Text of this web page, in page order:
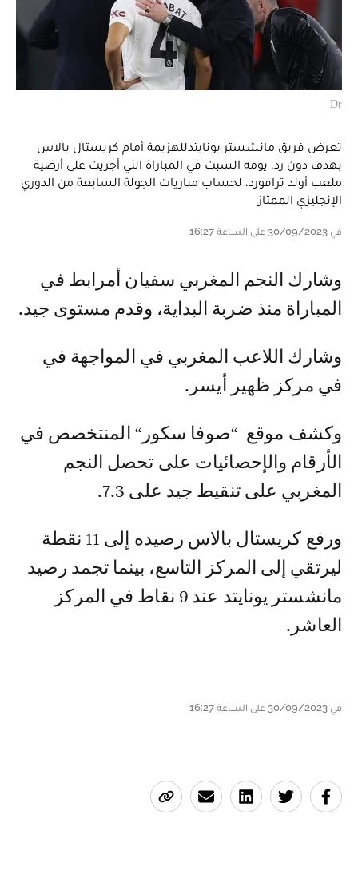
Dr
تعرض فريق مانشستر يونايتدللهزيمة أمام كريستال بالاس
بهدف دون رد، يومه السبت في المباراة التي أجريت على أرضية
ملعب أولد ترافورد، لحساب مباريات الجولة السابعة من الدوري
الإنجليزي الممتاز.
في 30/09/2023 على الساعة 16:27
وشارك النجم المغربي سفيان أمرابط في
المباراة منذ ضربة البداية، وقدم مستوى جيد.
وشارك اللاعب المغربي في المواجهة في
في مركز ظهير أيسر.
وكشف موقع “صوفا سكور“ المنتخصص في
الأرقام والإحصائيات على تحصل النجم
المغربي على تنقيط جيد على 7.3.
ورفع كريستال بالاس رصيده إلى 11 نقطة
ليرتقي إلى المركز التاسع، بينما تجمد رصيد
مانشستر يونايتد عند 9 نقاط في المركز
العاشر.
في 30/09/2023 على الساعة 16:27